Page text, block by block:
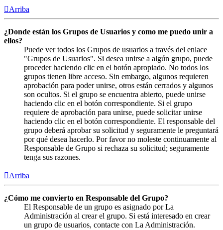
Arriba
¿Donde están los Grupos de Usuarios y como me puedo unir a
ellos?
Puede ver todos los Grupos de usuarios a través del enlace
"Grupos de Usuarios". Si desea unirse a algún grupo, puede
proceder haciendo clic en el botón apropiado. No todos los
grupos tienen libre acceso. Sin embargo, algunos requieren
aprobación para poder unirse, otros están cerrados y algunos
son ocultos. Si el grupo se encuentra abierto, puede unirse
haciendo clic en el botón correspondiente. Si el grupo
requiere de aprobación para unirse, puede solicitar unirse
haciendo clic en el botón correspondiente. El responsable del
grupo deberá aprobar su solicitud y seguramente le preguntará
por qué desea hacerlo. Por favor no moleste continuamente al
Responsable de Grupo si rechaza su solicitud; seguramente
tenga sus razones.
Arriba
¿Cómo me convierto en Responsable del Grupo?
El Responsable de un grupo es asignado por La
Administración al crear el grupo. Si está interesado en crear
un grupo de usuarios, contacte con La Administración.